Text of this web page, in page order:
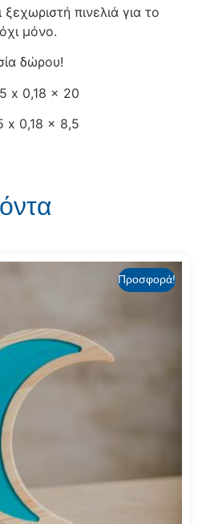
πινελιά για το
μόνο.
δώρου!
x 0,18 x 20
x 0,18 x 8,5
Προσφορά!